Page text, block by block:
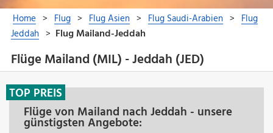
Flüge Mailand (MIL) - Jeddah (JED)
Flüge von Mailand nach Jeddah - unsere
günstigsten Angebote:
TOP PREIS